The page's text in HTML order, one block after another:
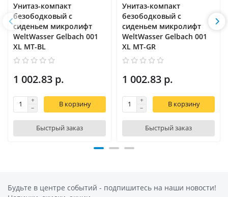
Унитаз-компакт
безободковый с
сиденьем микролифт
WeltWasser Gelbach 001
XL MT-BL
1 002.83 р.
В корзину
Быстрый заказ
Унитаз-компакт
безободковый с
сиденьем микролифт
WeltWasser Gelbach 001
XL MT-GR
1 002.83 р.
В корзину
Быстрый заказ
Будьте в центре событий - подпишитесь на наши новости!